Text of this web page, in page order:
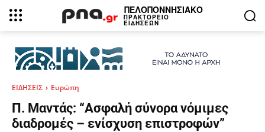
ΠΕΛΟΠΟΝΝΗΣΙΑΚΟ
ΠΡΑΚΤΟΡΕΙΟ
ΕΙΔΗΣΕΩΝ
ΕΙΔΗΣΕΙΣ Ευρώπη
Π. Μαντάς: “Ασφαλή σύνορα νόμιμες
διαδρομές – ενίσχυση επιστροφών”